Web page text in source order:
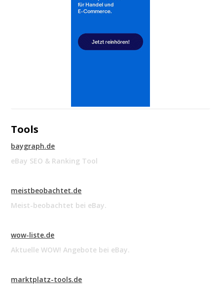
Tools
baygraph.de
eBay SEO & Ranking Tool
meistbeobachtet.de
Meist-beobachtet bei eBay.
wow-liste.de
Aktuelle WOW! Angebote bei eBay.
marktplatz-tools.de